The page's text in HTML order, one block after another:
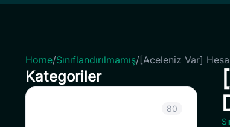
Home/Sınıflandırılmamış/ [Aceleniz Var]
Kategoriler
80